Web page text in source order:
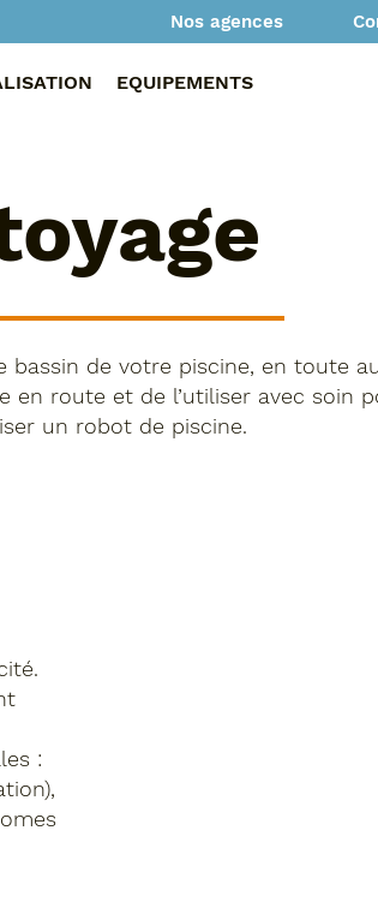
Nos agences
EQUIPEMENTS
de votre piscine, en toute
en route et de l’utiliser avec soin
un robot de piscine.
: